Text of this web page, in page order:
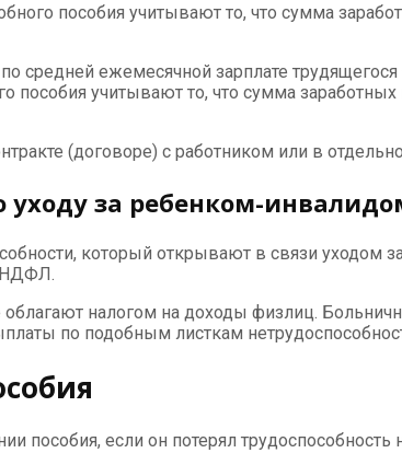
пособия учитывают то, что сумма
ежемесячной зарплате
пособия учитывают то, что сумма
(договоре) с работником или в
уходу за ребенком-
который открывают в связи
НДФЛ.
налогом на доходы физлиц.
по подобным листкам
пособия, если он потерял трудоспособность